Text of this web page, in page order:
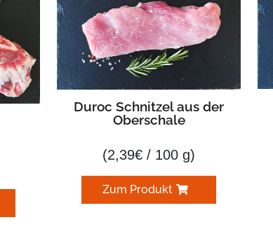
Duroc Schnitzel aus der
Oberschale
(2,39€ / 100 g)
Zum Produkt